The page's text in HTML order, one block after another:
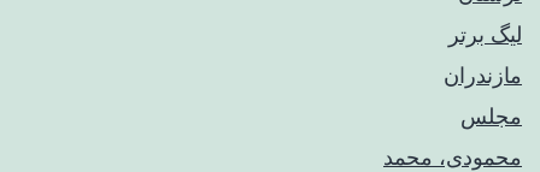
لیگ برتر
مازندران
مجلس
محمودی، محمد